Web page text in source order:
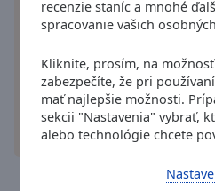
recenzie staníc a mnohé
spracovanie vašich
Kliknite, prosím, na
zabezpečíte, že pri
mať najlepšie možnosti.
sekcii "Nastavenia" vybrať,
alebo technológie chcete
Opacity
Background
Nainštalujte si aplikáciu
do smartfónu a počúvajte
stanice online
iné